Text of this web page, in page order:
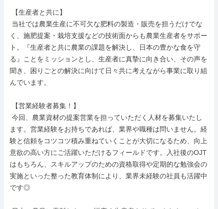
く、施肥提案・栽培支援などの技術面からも農業生産者をサポー
ト。『生産者と共に農業の課題を解決し、日本の豊かな食を守
る』ことをミッションとし、生産者に真摯に向き合い、その声を
聞き、困りごとの解決に向けて日々共に考えながら事業に取り組
んでいます。
ます。営業経験をお持ちであれば、業界や職種は問いません。経
験と信頼をコツコツ積み重ねていくことが大切になるため、向上
意欲の高い方にご活躍いただけるフィールドです。入社後のOJT
はもちろん、スキルアップのための資格取得や定期的な勉強会の
実施といった整った教育体制により、業界未経験の社員も活躍中
です◎